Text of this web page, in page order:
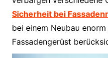
Sicherheit bei
bei einem Neubau
Fassadengerüst